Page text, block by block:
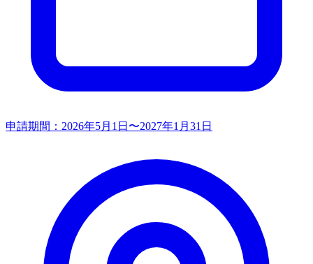
申請期間： 2026年5月1日〜2027年1月31日